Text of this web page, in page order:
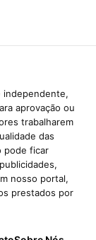
independente,
aprovação ou
trabalharem
das
pode ficar
nosso portal,
prestados por